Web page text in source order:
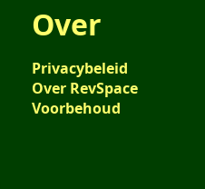
Over
Privacybeleid
Over RevSpace
Voorbehoud